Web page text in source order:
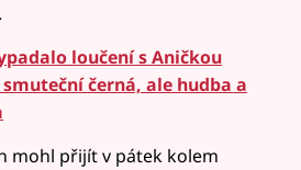
loučení s Aničkou
černá, ale hudba a
mohl přijít v pátek kolem